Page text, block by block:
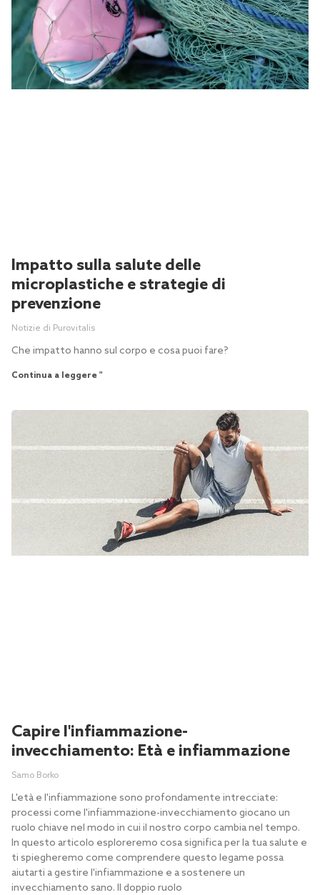
Impatto sulla salute delle
microplastiche e strategie di
prevenzione
Notizie di Purovitalis
Che impatto hanno sul corpo e cosa puoi fare?
Continua a leggere "
Capire l'infiammazione-
invecchiamento: Età e infiammazione
Samo Borko
L'età e l'infiammazione sono profondamente intrecciate:
processi come l'infiammazione-invecchiamento giocano un
ruolo chiave nel modo in cui il nostro corpo cambia nel tempo.
In questo articolo esploreremo cosa significa per la tua salute e
ti spiegheremo come comprendere questo legame possa
aiutarti a gestire l'infiammazione e a sostenere un
invecchiamento sano. Il doppio ruolo